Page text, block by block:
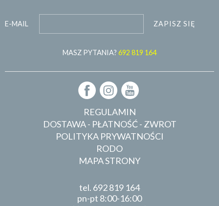
E-MAIL ZAPISZ SIĘ
MASZ PYTANIA? 692 819 164
REGULAMIN
DOSTAWA - PŁATNOŚĆ - ZWROT
POLITYKA PRYWATNOŚCI
RODO
MAPA STRONY
tel. 692 819 164
pn-pt 8:00-16:00